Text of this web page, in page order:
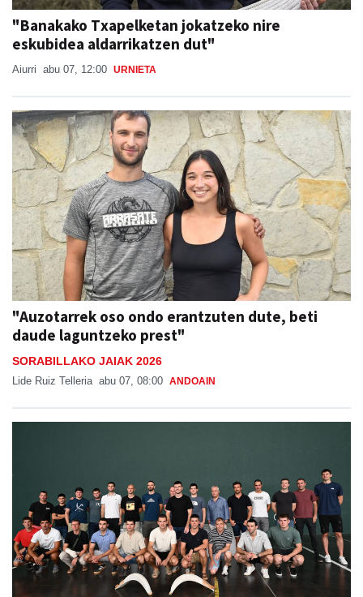
"Banakako Txapelketan jokatzeko nire
eskubidea aldarrikatzen dut"
Aiurri abu 07, 12:00 URNIETA
"Auzotarrek oso ondo erantzuten dute, beti
daude laguntzeko prest"
SORABILLAKO JAIAK 2026
Lide Ruiz Telleria abu 07, 08:00 ANDOAIN